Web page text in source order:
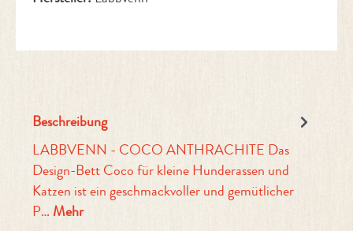
Beschreibung
LABBVENN - COCO ANTHRACHITE Das
Design-Bett Coco für kleine Hunderassen und
Katzen ist ein geschmackvoller und gemütlicher
P… Mehr